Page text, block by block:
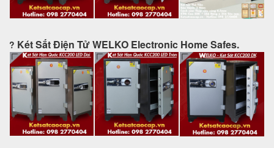
? Két Sắt Điện Tử WELKO Electronic Home Safes.